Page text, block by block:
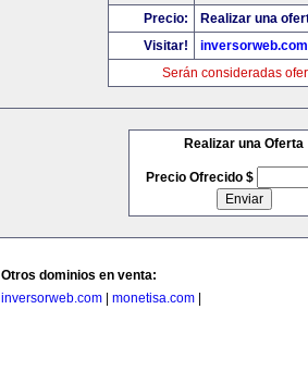
Precio:
Realizar una
Visitar!
inversorweb.com
Serán consideradas
Realizar una Oferta
Precio Ofrecido $
Otros dominios en venta:
inversorweb.com
monetisa.com